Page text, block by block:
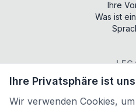
Ihre
Was ist
Terms of
Ihre Privatsphäre ist
Wir verwenden Cookies,